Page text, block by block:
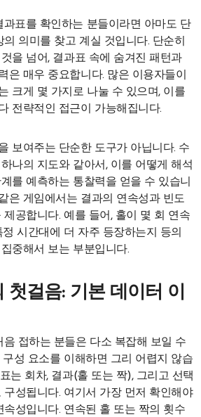
의미를 찾고 계실 것입니다. 단순히
을 넘어, 결과표 속에 숨겨진 패턴과
은 매우 중요합니다. 많은 이용자들이
크게 몇 가지로 나눌 수 있으며, 이를
전략적인 접근이 가능해집니다.
보여주는 단순한 도구가 아닙니다. 수
나의 지도와 같아서, 이를 어떻게 해석
를 예측하는 통찰력을 얻을 수 있습니
은 게임에서는 결과의 연속성과 빈도
공합니다. 예를 들어, 홀이 몇 회 연속
시간대에 더 자주 등장하는지 등의
중해서 보는 부분입니다.
첫걸음: 기본 데이터 이
음 접하는 분들은 다소 복잡해 보일 수
구성 요소를 이해하면 그리 어렵지 않습
는 회차, 결과(홀 또는 짝), 그리고 선택
구성됩니다. 여기서 가장 먼저 확인해야
속성입니다. 연속된 홀 또는 짝의 횟수